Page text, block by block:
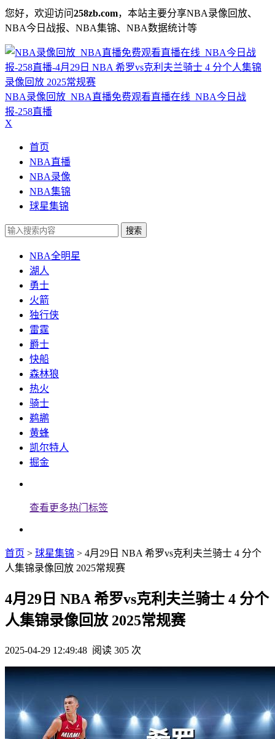
您好，欢迎访问258zb.com，本站主要分享NBA录像回放、
NBA今日战报、NBA集锦、NBA数据统计等
NBA录像回放_NBA直播免费观看直播在线_NBA今日战
报-258直播
X
首页
NBA直播
NBA录像
NBA集锦
球星集锦
搜索
NBA全明星
湖人
勇士
火箭
独行侠
雷霆
爵士
快船
森林狼
热火
骑士
鹈鹕
黄蜂
凯尔特人
掘金
查看更多热门标签
首页 > 球星集锦 > 4月29日 NBA 希罗vs克利夫兰骑士 4 分个
人集锦录像回放 2025常规赛
4月29日 NBA 希罗vs克利夫兰骑士 4 分个
人集锦录像回放 2025常规赛
2025-04-29 12:49:48 阅读 305 次